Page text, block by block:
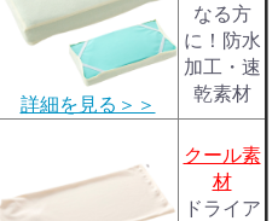
詳細を見る＞＞
なる方
に！防水
加工・速
乾素材
クール素
材
ドライア